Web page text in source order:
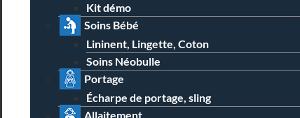
Kit démo
Soins Bébé
Lininent, Lingette, Coton
Soins Néobulle
Portage
Écharpe de portage, sling
Allaitement